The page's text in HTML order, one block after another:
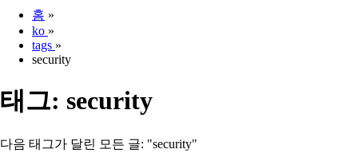
홈 »
ko »
tags »
security
태그: security
다음 태그가 달린 모든 글: "security"